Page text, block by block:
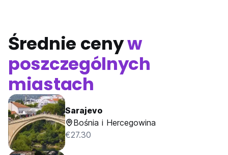
Średnie cenyw
poszczególnych
miastach
Sarajevo
Bośnia i Hercegowina
€27.30